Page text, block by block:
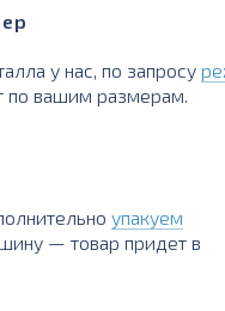
у нас, по запросу
по вашим размерам.
упакуем
— товар придет в